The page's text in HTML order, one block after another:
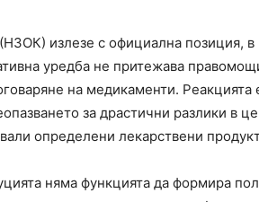
излезе с официална позиция, в
уредба не притежава
на медикаменти. Реакцията
за драстични разлики в
определени лекарствени
няма функцията да формира